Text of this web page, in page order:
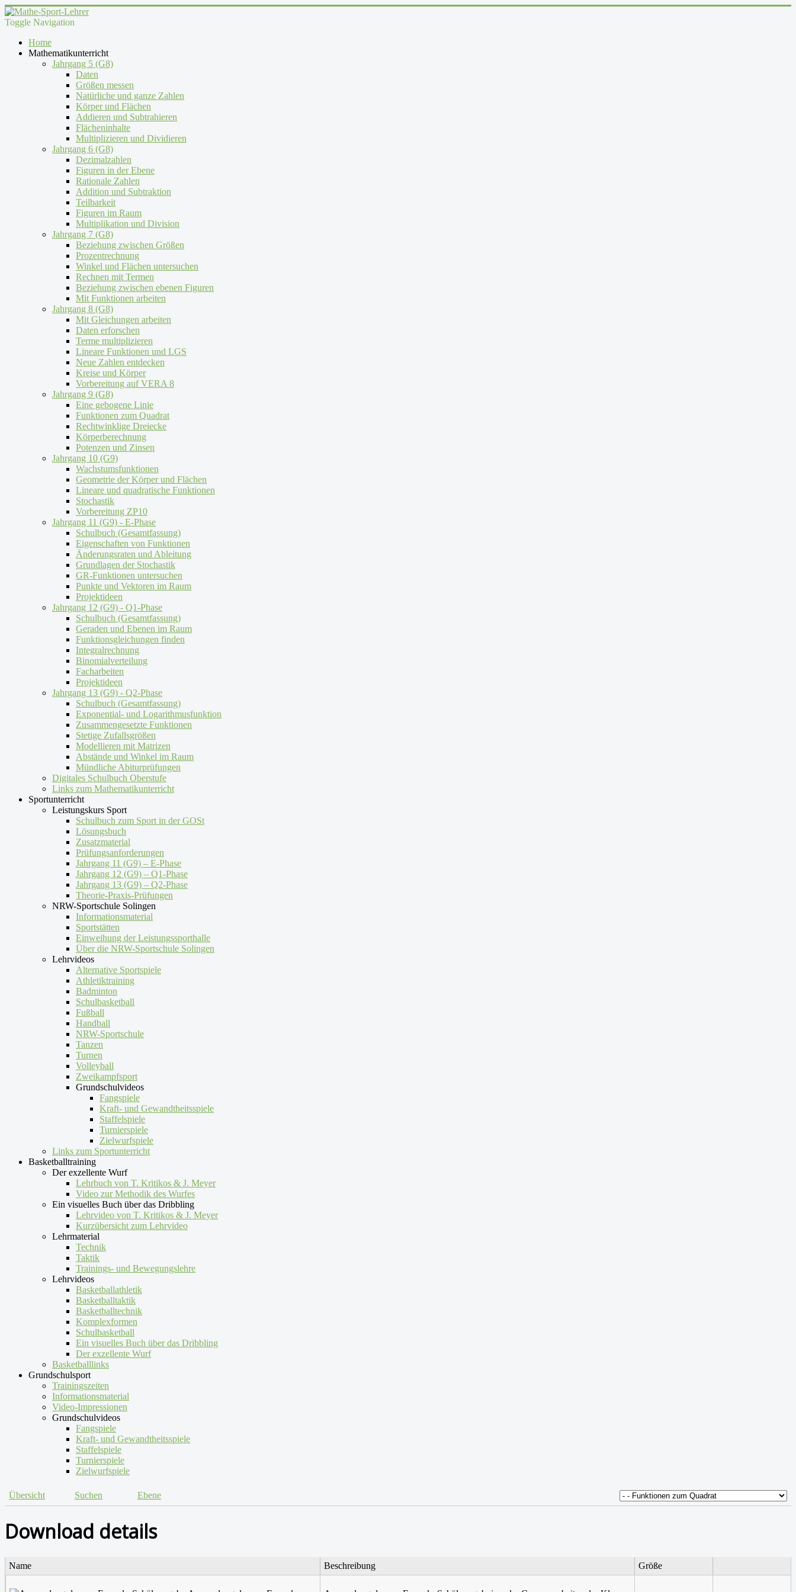
Toggle Navigation
Home
Mathematikunterricht
Jahrgang 5 (G8)
Daten
Größen messen
Natürliche und ganze Zahlen
Körper und Flächen
Addieren und Subtrahieren
Flächeninhalte
Multiplizieren und Dividieren
Jahrgang 6 (G8)
Dezimalzahlen
Figuren in der Ebene
Rationale Zahlen
Addition und Subtraktion
Teilbarkeit
Figuren im Raum
Multiplikation und Division
Jahrgang 7 (G8)
Beziehung zwischen Größen
Prozentrechnung
Winkel und Flächen untersuchen
Rechnen mit Termen
Beziehung zwischen ebenen Figuren
Mit Funktionen arbeiten
Jahrgang 8 (G8)
Mit Gleichungen arbeiten
Daten erforschen
Terme multiplizieren
Lineare Funktionen und LGS
Neue Zahlen entdecken
Kreise und Körper
Vorbereitung auf VERA 8
Jahrgang 9 (G8)
Eine gebogene Linie
Funktionen zum Quadrat
Rechtwinklige Dreiecke
Körperberechnung
Potenzen und Zinsen
Jahrgang 10 (G9)
Wachstumsfunktionen
Geometrie der Körper und Flächen
Lineare und quadratische Funktionen
Stochastik
Vorbereitung ZP10
Jahrgang 11 (G9) - E-Phase
Schulbuch (Gesamtfassung)
Eigenschaften von Funktionen
Änderungsraten und Ableitung
Grundlagen der Stochastik
GR-Funktionen untersuchen
Punkte und Vektoren im Raum
Projektideen
Jahrgang 12 (G9) - Q1-Phase
Schulbuch (Gesamtfassung)
Geraden und Ebenen im Raum
Funktionsgleichungen finden
Integralrechnung
Binomialverteilung
Facharbeiten
Projektideen
Jahrgang 13 (G9) - Q2-Phase
Schulbuch (Gesamtfassung)
Exponential- und Logarithmusfunktion
Zusammengesetzte Funktionen
Stetige Zufallsgrößen
Modellieren mit Matrizen
Abstände und Winkel im Raum
Mündliche Abiturprüfungen
Digitales Schulbuch Oberstufe
Links zum Mathematikunterricht
Sportunterricht
Leistungskurs Sport
Schulbuch zum Sport in der GOSt
Lösungsbuch
Zusatzmaterial
Prüfungsanforderungen
Jahrgang 11 (G9) – E-Phase
Jahrgang 12 (G9) – Q1-Phase
Jahrgang 13 (G9) – Q2-Phase
Theorie-Praxis-Prüfungen
NRW-Sportschule Solingen
Informationsmaterial
Sportstätten
Einweihung der Leistungssporthalle
Über die NRW-Sportschule Solingen
Lehrvideos
Alternative Sportspiele
Athletiktraining
Badminton
Schulbasketball
Fußball
Handball
NRW-Sportschule
Tanzen
Turnen
Volleyball
Zweikampfsport
Grundschulvideos
Fangspiele
Kraft- und Gewandtheitsspiele
Staffelspiele
Turnierspiele
Zielwurfspiele
Links zum Sportunterricht
Basketballtraining
Der exzellente Wurf
Lehrbuch von T. Kritikos & J. Meyer
Video zur Methodik des Wurfes
Ein visuelles Buch über das Dribbling
Lehrvideo von T. Kritikos & J. Meyer
Kurzübersicht zum Lehrvideo
Lehrmaterial
Technik
Taktik
Trainings- und Bewegungslehre
Lehrvideos
Basketballathletik
Basketballtaktik
Basketballtechnik
Komplexformen
Schulbasketball
Ein visuelles Buch über das Dribbling
Der exzellente Wurf
Basketballlinks
Grundschulsport
Trainingszeiten
Informationsmaterial
Video-Impressionen
Grundschulvideos
Fangspiele
Kraft- und Gewandtheitsspiele
Staffelspiele
Turnierspiele
Zielwurfspiele
Übersicht Suchen Ebene
Download details
Name Beschreibung Größe